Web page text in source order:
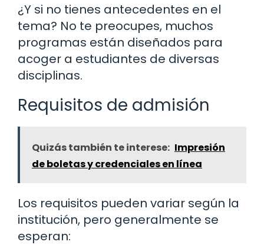
¿Y si no tienes antecedentes en el
tema? No te preocupes, muchos
programas están diseñados para
acoger a estudiantes de diversas
disciplinas.
Requisitos de admisión
Quizás también te interese: Impresión
de boletas y credenciales en línea
Los requisitos pueden variar según la
institución, pero generalmente se
esperan: